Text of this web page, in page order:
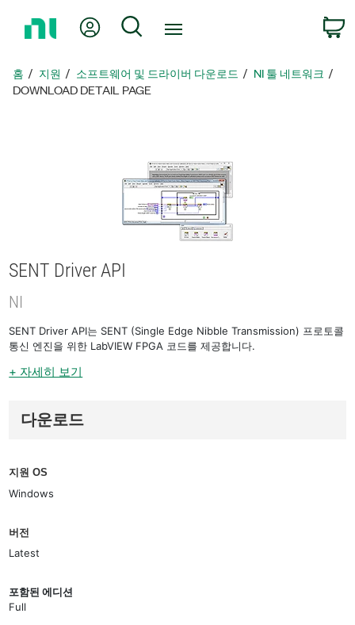
지
로
내 계정 검색
홈 지원 소프트웨어 및 드라이버 다운로드
NI 툴 네트워크
DOWNLOAD DETAIL PAGE
SENT Driver API
NI
SENT Driver API는 SENT (Single Edge Nibble Transmission) 프로토콜
통신 엔진을 위한 LabVIEW FPGA 코드를 제공합니다.
+ 자세히 보기
다운로드
지원 OS
Windows
버전
Latest
포함된 에디션
Full